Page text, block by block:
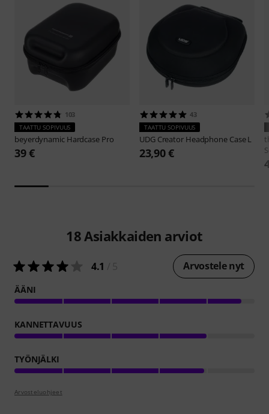
103
TAATTU SOPIVUUS
beyerdynamic Hardcase Pro
39 €
43
TAATTU SOPIVUUS
UDG Creator Headphone Case L
23,90 €
18Asiakkaiden arviot
4.1 Arvostele nyt
ÄÄNI
KANNETTAVUUS
TYÖNJÄLKI
Arvosteluohjeet